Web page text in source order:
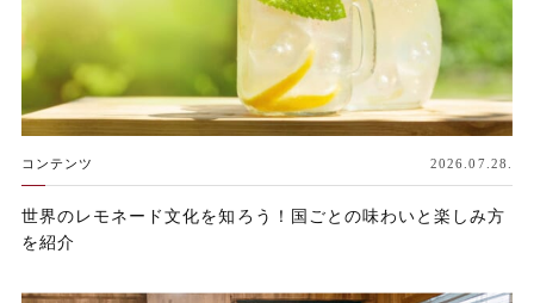
コンテンツ 2026.07.28.
世界のレモネード文化を知ろう！国ごとの味わいと楽しみ方
を紹介